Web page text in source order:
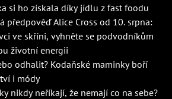
si ho získala díky jídlu z fast foodu
předpověď Alice Cross od 10. srpna:
ve skříni, vyhněte se podvodníkům
životní energii
odhalit? Kodaňské maminky boří
i módy
nikdy neříkají, že nemají co na sebe?